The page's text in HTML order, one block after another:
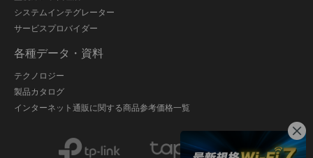
システムインテグレーター
サービスプロバイダー
各種データ・資料
テクノロジー
製品カタログ
インターネット通販に関する商品参考価格一覧